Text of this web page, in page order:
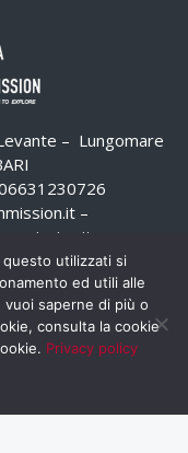
– Lungomare
–
utilizzati si
ed utili alle
saperne di più o
consulta la cookie
Privacy policy